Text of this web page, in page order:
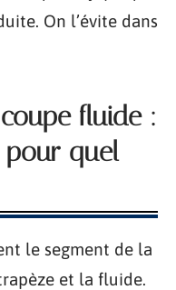
On l’évite dans
fluide :
quel
le segment de la
et la fluide.